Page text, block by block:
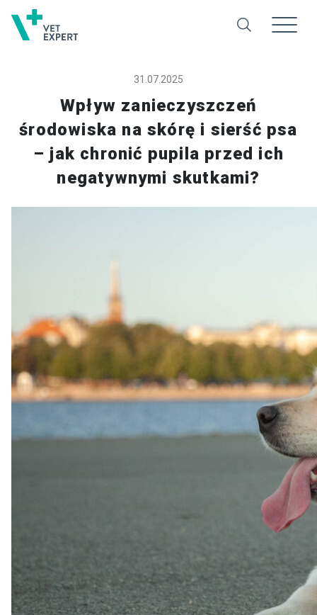
31.07.2025
Wpływ zanieczyszczeń
środowiska na skórę i sierść psa
– jak chronić pupila przed ich
negatywnymi skutkami?